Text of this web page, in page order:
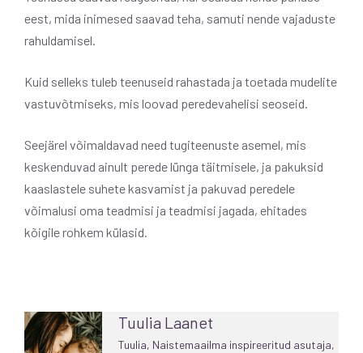
eest, mida inimesed saavad teha, samuti nende vajaduste
rahuldamisel.
Kuid selleks tuleb teenuseid rahastada ja toetada mudelite
vastuvõtmiseks, mis loovad peredevahelisi seoseid.
Seejärel võimaldavad need tugiteenuste asemel, mis
keskenduvad ainult perede lünga täitmisele, ja pakuksid
kaaslastele suhete kasvamist ja pakuvad peredele
võimalusi oma teadmisi ja teadmisi jagada, ehitades
kõigile rohkem külasid.
Tuulia Laanet
Tuulia, Naistemaailma inspireeritud asutaja,